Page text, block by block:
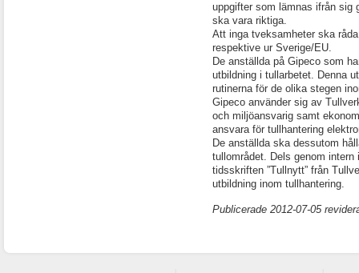
uppgifter som lämnas ifrån sig
ska vara riktiga.
Att inga tveksamheter ska
respektive ur Sverige/EU.
De anställda på Gipeco som
utbildning i tullarbetet. Denna
rutinerna för de olika stegen
Gipeco använder sig av
och miljöansvarig samt
ansvara för tullhantering
De anställda ska dessutom
tullområdet. Dels genom
tidsskriften ”Tullnytt” från
utbildning inom tullhantering.
Publicerade 2012-07-05